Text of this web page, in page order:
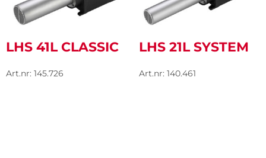
LHS 41L CLASSIC
Art.nr: 145.726
LHS 21L SYSTEM
Art.nr: 140.461